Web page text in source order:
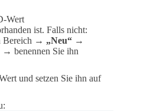
Wert
ist. Falls nicht:
Bereich → „Neu“ →
→ benennen Sie ihn
und setzen Sie ihn auf